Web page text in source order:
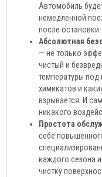
Автомобиль
немедленной
после остановки.
Абсолютная
— не только
чистый и
температуры под
химикатов и
взрывается. И
никакого
Простота
себе
каждого сезона
чистку